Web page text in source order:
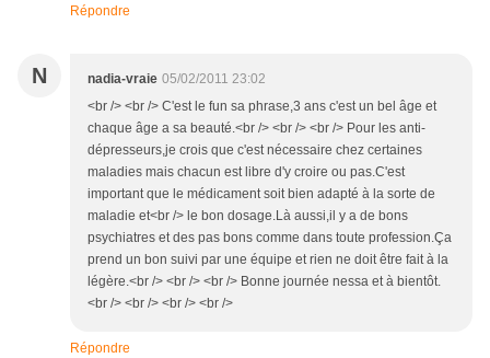
Répondre
N nadia-vraie 05/02/2011 23:02
<br /> <br /> C'est le fun sa phrase,3 ans c'est un bel âge et
chaque âge a sa beauté.<br /> <br /> <br /> Pour les anti-
dépresseurs,je crois que c'est nécessaire chez certaines
maladies mais chacun est libre d'y croire ou pas.C'est
important que le médicament soit bien adapté à la sorte de
maladie et<br /> le bon dosage.Là aussi,il y a de bons
psychiatres et des pas bons comme dans toute profession.Ça
prend un bon suivi par une équipe et rien ne doit être fait à la
légère.<br /> <br /> <br /> Bonne journée nessa et à bientôt.
<br /> <br /> <br /> <br />
Répondre